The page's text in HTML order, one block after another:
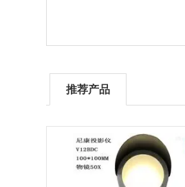
推荐产品